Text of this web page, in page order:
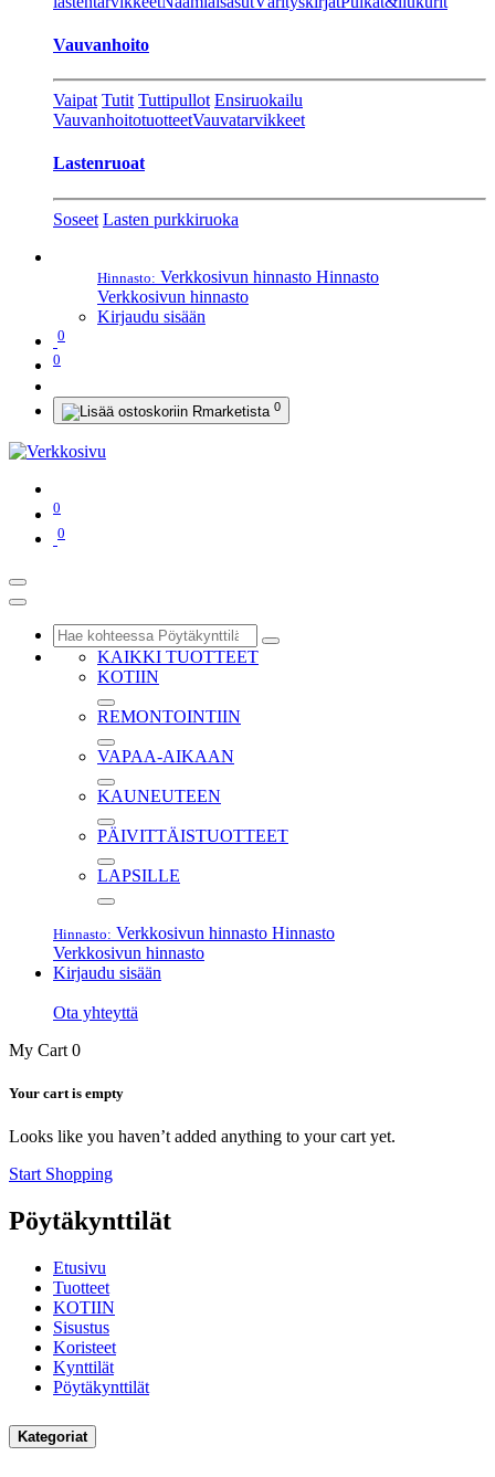
Vauvanhoito
Vaipat Tutit Tuttipullot Ensiruokailu
VauvanhoitotuotteetVauvatarvikkeet
Lastenruoat
Soseet Lasten purkkiruoka
Hinnasto: Verkkosivun hinnasto Hinnasto
Verkkosivun hinnasto
Kirjaudu sisään
0
0
0
0
0
KAIKKI TUOTTEET
KOTIIN
REMONTOINTIIN
VAPAA-AIKAAN
KAUNEUTEEN
PÄIVITTÄISTUOTTEET
LAPSILLE
Hinnasto: Verkkosivun hinnasto Hinnasto
Verkkosivun hinnasto
Kirjaudu sisään
Ota yhteyttä
My Cart 0
Your cart is empty
Looks like you haven’t added anything to your cart yet.
Start Shopping
Pöytäkynttilät
Etusivu
Tuotteet
KOTIIN
Sisustus
Koristeet
Kynttilät
Pöytäkynttilät
Kategoriat